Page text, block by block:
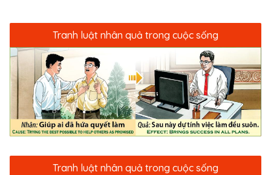
Tranh luật nhân quả trong cuộc sống
Tranh luật nhân quả trong cuộc sống